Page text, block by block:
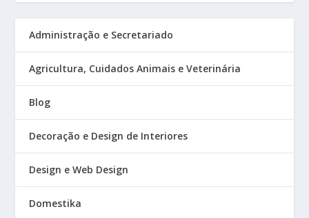
Administração e Secretariado
Agricultura, Cuidados Animais e Veterinária
Blog
Decoração e Design de Interiores
Design e Web Design
Domestika